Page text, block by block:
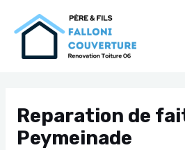
Reparation de
Peymeinade